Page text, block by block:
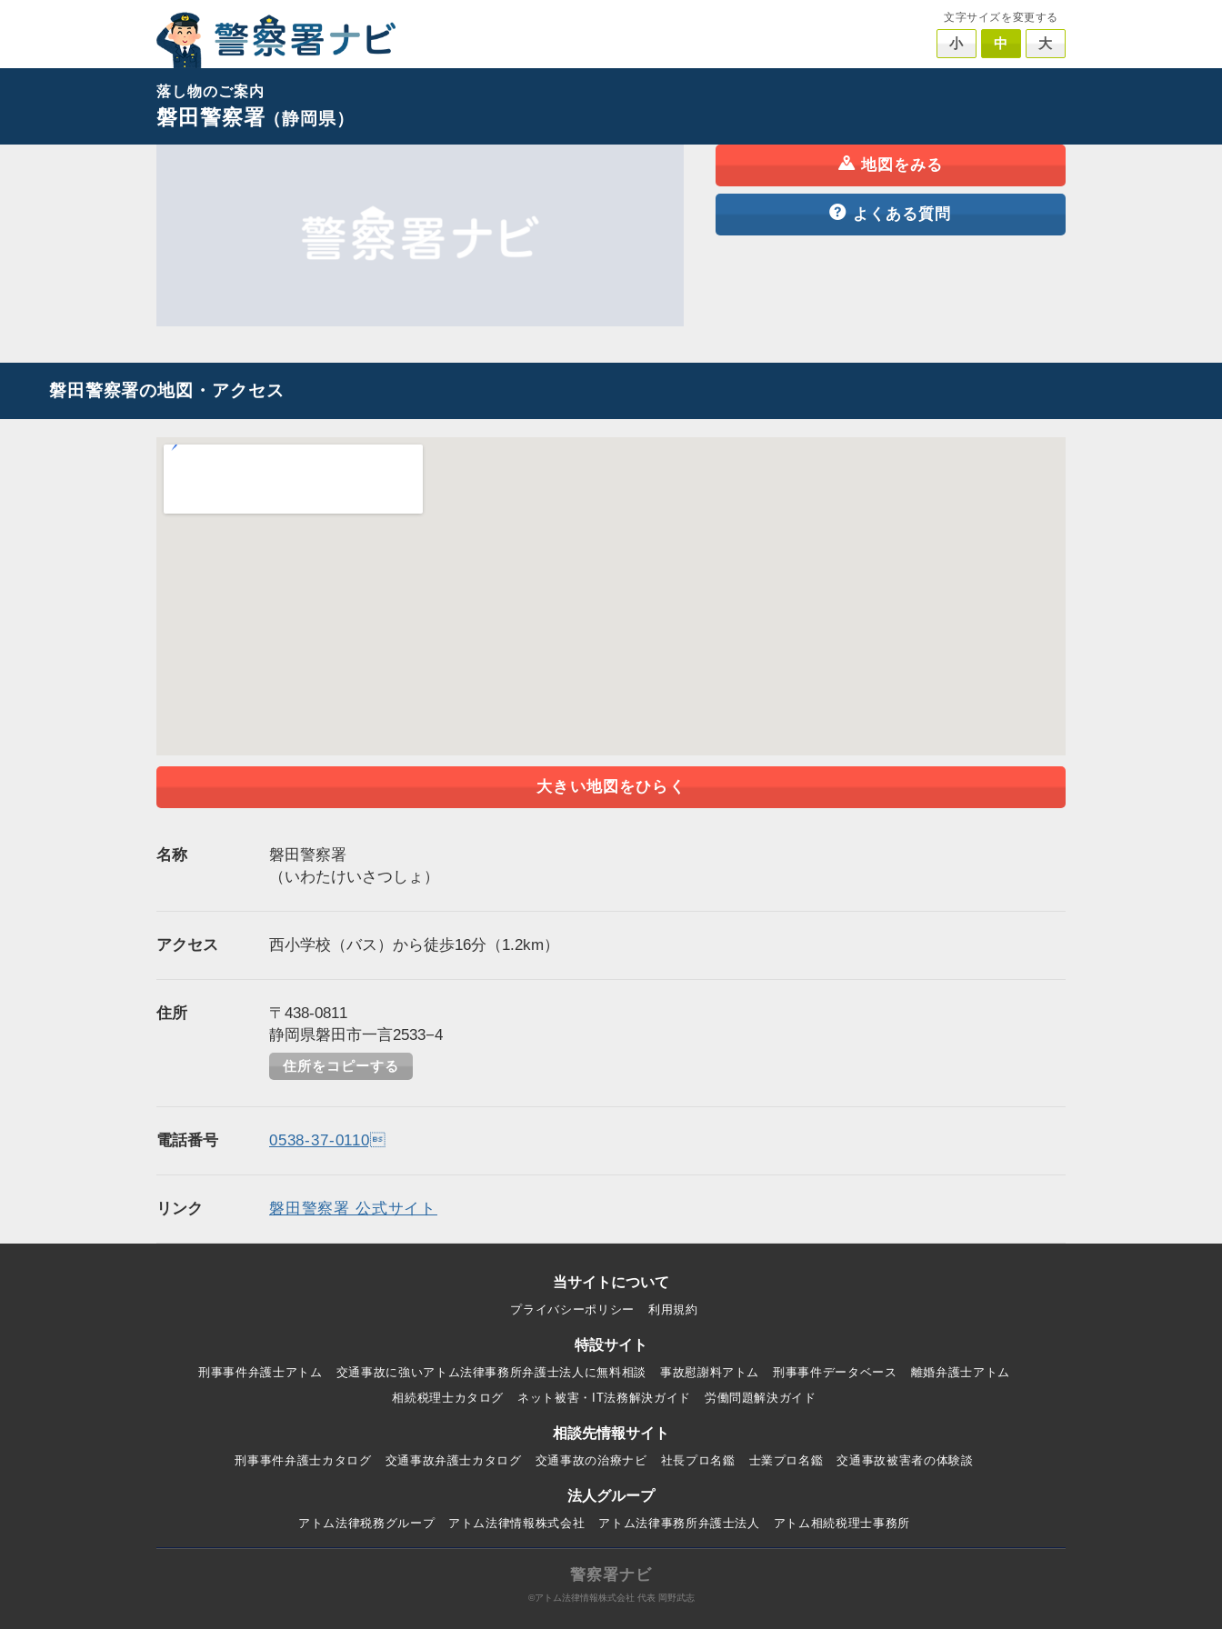
文字サイズを変更する
小 中 大
落し物のご案内
磐田警察署（静岡県）
地図をみる
よくある質問
磐田警察署の地図・アクセス
大きい地図をひらく
名称
磐田警察署
（いわたけいさつしょ）
アクセス 西小学校（バス）から徒歩16分（1.2km）
住所
〒438-0811
静岡県磐田市一言2533−4
住所をコピーする
電話番号 0538-37-0110
リンク 磐田警察署 公式サイト
当サイトについて
プライバシーポリシー 利用規約
特設サイト
刑事事件弁護士アトム 交通事故に強いアトム法律事務所弁護士法人に無料相談 事故慰謝料アトム 刑事事件データベース
離婚弁護士アトム
相続税理士カタログ
ネット被害・IT法務解決ガイド 労働問題解決ガイド
相談先情報サイト
刑事事件弁護士カタログ 交通事故弁護士カタログ 交通事故の治療ナビ 社長プロ名鑑 士業プロ名鑑 交通事故被害者の体験談
法人グループ
アトム法律税務グループ アトム法律情報株式会社 アトム法律事務所弁護士法人 アトム相続税理士事務所
警察署ナビ
©アトム法律情報株式会社 代表 岡野武志